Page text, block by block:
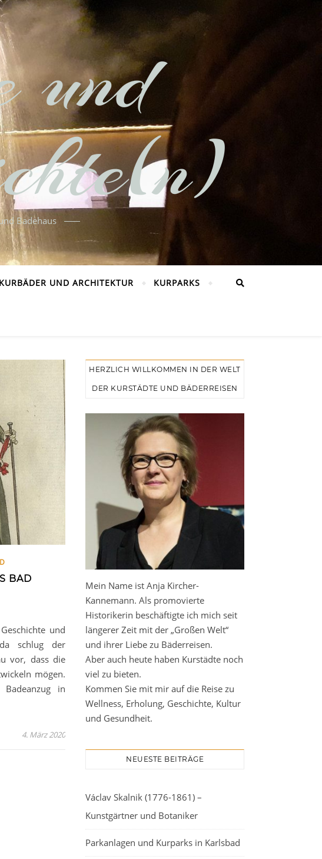
und
Badehaus
KURBÄDER UND ARCHITEKTUR KURPARKS
BAD
und
schlug der
vor, dass die
mögen.
in
4. März 2020
HERZLICH WILLKOMMEN IN DER WELT
DER KURSTÄDTE UND BÄDERREISEN
Mein Name ist Anja Kircher-
Kannemann. Als promovierte
Historikerin beschäftigte ich mich seit
längerer Zeit mit der „Großen Welt“
und ihrer Liebe zu Bäderreisen.
Aber auch heute haben Kurstädte noch
viel zu bieten.
Kommen Sie mit mir auf die Reise zu
Wellness, Erholung, Geschichte, Kultur
und Gesundheit.
NEUESTE BEITRÄGE
Václav Skalnik (1776-1861) –
Kunstgärtner und Botaniker
Parkanlagen und Kurparks in Karlsbad